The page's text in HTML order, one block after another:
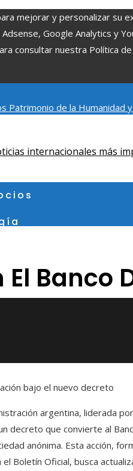
mejorar y personalizar su
Google Analytics y
consultar nuestra Política
Patrimonio de la Humanidad
la fragmentación
internacionales más
Banco
bajo el nuevo decreto
argentina, liderada
decreto que convierte al
anónima. Esta acción,
Boletín Oficial, busca